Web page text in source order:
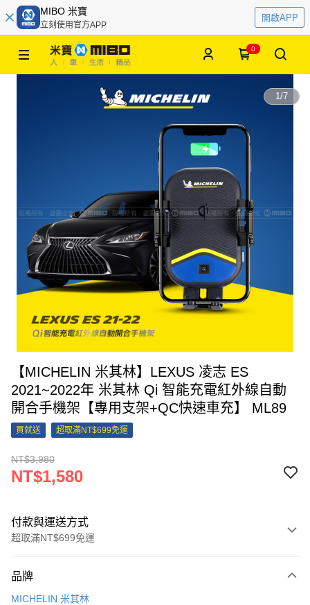
MIBO 米寶
立刻使用官方APP
開啟APP
0
1/7
【MICHELIN 米其林】LEXUS 凌志 ES
2021~2022年 米其林 Qi 智能充電紅外線自動
開合手機架【專用支架+QC快速車充】 ML89
買就送 超取滿NT$699免運
NT$3,980
NT$1,580
付款與運送方式
超取滿NT$699免運
信用卡一次付款
品牌
MICHELIN 米其林